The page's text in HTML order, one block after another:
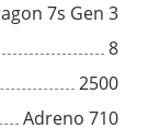
7s Gen 3
8
2500
Adreno 710